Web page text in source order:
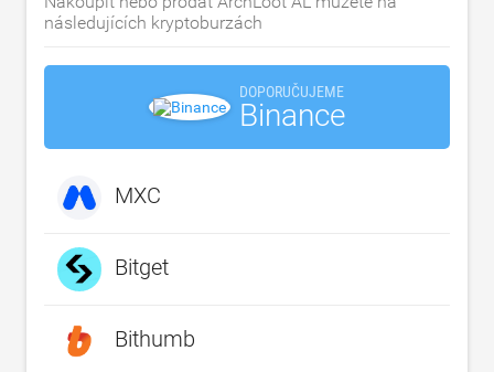
následujících kryptoburzách
DOPORUČUJEME
Binance
MXC
Bitget
Bithumb